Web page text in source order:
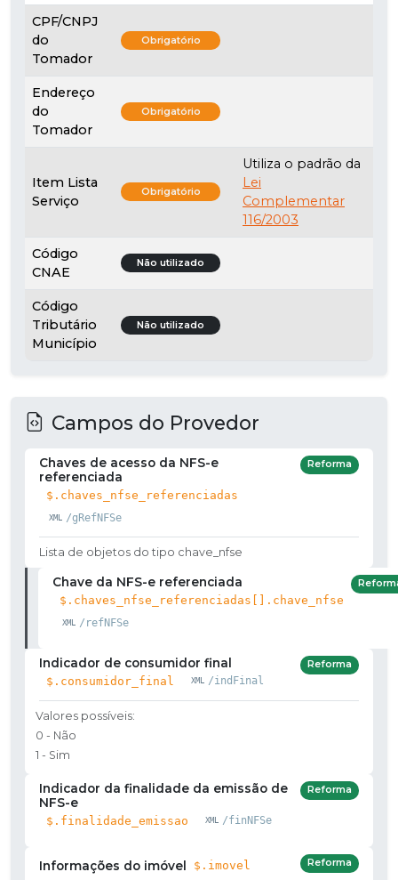
CPF/CNPJ
do
Tomador
Obrigatório
Endereço
do
Tomador
Obrigatório
Item Lista
Serviço
Obrigatório
Utiliza o padrão da
Lei
Complementar
116/2003
Código
CNAE
Não utilizado
Código
Tributário
Município
Não utilizado
Campos do Provedor
Chaves de acesso da NFS-e
referenciada
$.chaves_nfse_referenciadas
/gRefNFSe
Reforma
Lista de objetos do tipo chave_nfse
Chave da NFS-e referenciada
$.chaves_nfse_referenciadas[].chave_nfse
/refNFSe
Indicador de consumidor final
$.consumidor_final /indFinal
Reforma
Valores possíveis:
0 - Não
1 - Sim
Indicador da finalidade da emissão de
NFS-e
$.finalidade_emissao /finNFSe
Reforma
Informações do imóvel $.imovel Reforma